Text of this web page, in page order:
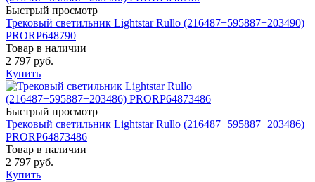
Быстрый просмотр
Трековый светильник Lightstar Rullo (216487+595887+203490)
PRORP648790
Товар в наличии
2 797 руб.
Купить
Быстрый просмотр
Трековый светильник Lightstar Rullo (216487+595887+203486)
PRORP64873486
Товар в наличии
2 797 руб.
Купить